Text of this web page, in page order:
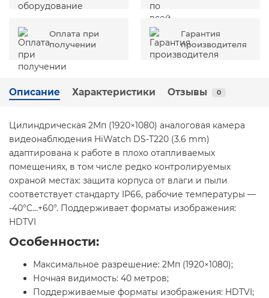
Оплата при
получении
Гарантия
производителя
Описание Характеристики Отзывы 0
Цилиндрическая 2Мп (1920×1080) аналоговая камера
видеонаблюдения HiWatch DS-T220 (3.6 mm)
адаптирована к работе в плохо отапливаемых
помещениях, в том числе редко контролируемых
охраной местах: защита корпуса от влаги и пыли
соответствует стандарту IP66, рабочие температуры —
-40°C…+60°. Поддерживает форматы изображения:
HDTVI
Особенности:
Максимальное разрешение: 2Мп (1920×1080);
Ночная видимость: 40 метров;
Поддерживаемые форматы изображения: HDTVI;